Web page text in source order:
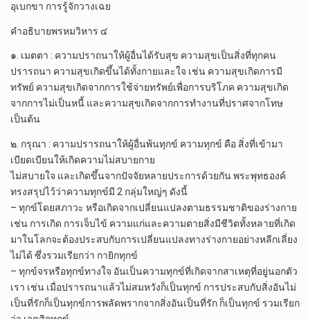
อุเบกขา การรู้จักวางเฉย
คำอธิบายพรหมวิหาร ๔
๑. เมตตา : ความปราถนาให้ผู้อื่นได้รับสุข ความสุขเป็นสิ่งที่ทุกคน
ปรารถนา ความสุขเกิดขึ้นได้ทั้งกายและใจ เช่น ความสุขเกิดการมี
ทรัพย์ ความสุขเกิดจากการใช้จ่ายทรัพย์เพื่อการบริโภค ความสุขเกิด
จากการไม่เป็นหนี้ และความสุขเกิดจากการทำงานที่ปราศจากโทษ
เป็นต้น
๒. กรุณา : ความปรารถนาให้ผู้อื่นพ้นทุกข์ ความทุกข์ คือ สิ่งที่เข้ามา
เบียดเบียนให้เกิดความไม่สบายกาย
ไม่สบายใจ และเกิดขึ้นจากปัจจัยหลายประการด้วยกัน พระพุทธองค์
ทรงสรุปไว้ว่าความทุกข์มี 2 กลุ่มใหญ่ๆ ดังนี้
– ทุกข์โดยสภาวะ หรือเกิดจากเปลี่ยนแปลงตามธรรมชาติของร่างกาย
เช่น การเกิด การเจ็บไข้ ความแก่และความตายสิ่งมีชีวิตทั้งหลายที่เกิด
มาในโลกจะต้องประสบกับการเปลี่ยนแปลงทางร่างกายอย่างหลีกเลี่ยง
ไม่ได้ ซึ่งรวมเรียกว่า กายิกทุกข์
– ทุกข์จรหรือทุกข์ทางใจ อันเป็นความทุกข์ที่เกิดจากสาเหตุที่อยู่นอกตัว
เรา เช่น เมื่อปรารถนาแล้วไม่สมหวังก็เป็นทุกข์ การประสบกับสิ่งอันไม่
เป็นที่รักก็เป็นทุกข์การพลัดพรากจากสิ่งอันเป็นที่รัก ก็เป็นทุกข์ รวมเรียก